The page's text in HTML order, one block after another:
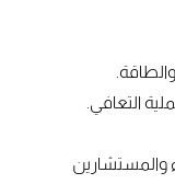
التعافي.